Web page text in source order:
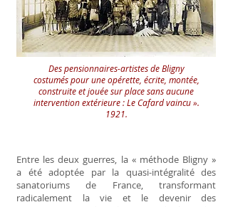
Des pensionnaires-artistes de Bligny
costumés pour une opérette, écrite, montée,
construite et jouée sur place sans aucune
intervention extérieure : Le Cafard vaincu ».
1921.
Entre les deux guerres, la « méthode Bligny »
a été adoptée par la quasi-intégralité des
sanatoriums de France, transformant
radicalement la vie et le devenir des